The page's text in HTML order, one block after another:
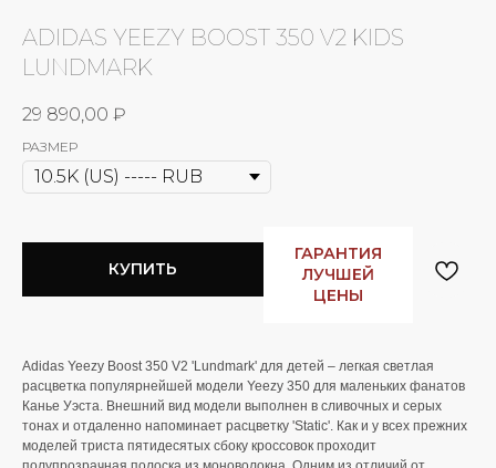
ADIDAS YEEZY BOOST 350 V2 KIDS
LUNDMARK
29 890,00 ₽
РАЗМЕР
КУПИТЬ
ГАРАНТИЯ
ЛУЧШЕЙ
ЦЕНЫ
Adidas Yeezy Boost 350 V2 'Lundmark' для детей – легкая светлая
расцветка популярнейшей модели Yeezy 350 для маленьких фанатов
Канье Уэста. Внешний вид модели выполнен в сливочных и серых
тонах и отдаленно напоминает расцветку 'Static'. Как и у всех прежних
моделей триста пятидесятых сбоку кроссовок проходит